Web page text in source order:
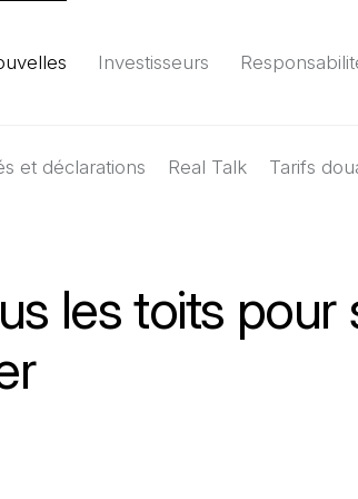
(Il
Investisseurs
Société Gouvernance
et déclarations Real Talk Tarifs
les toits